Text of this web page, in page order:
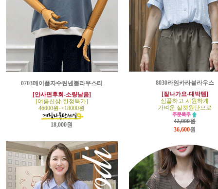
0703메이플자수린넨블라우스티
[안사면후회-소량남음]
[여름신상-한정특가]
46000원->18000원
18,000원
8030라임카라블라우스
[잘나가요-대박템]
심플하고 시원하게
가벼운 실켓원단으로
42,000원
36,600원